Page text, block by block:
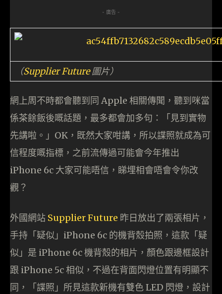
- 廣告 -
（Supplier Future圖片）
網上周不時都會聽到同 Apple 相關傳聞，聽到咪當
係茶餘飯後嘅話題，最多都會加多句：「見到實物
先講啦。」OK，既然大家咁講，所以諜照就成為可
信程度嘅指標，之前流傳過可能會今年推出
iPhone 6c 大家可能唔信，睇埋相會唔會令你改
觀？
外國網站 Supplier Future 昨日放出了兩張相片，
手持「疑似」iPhone 6c 的機背殼拍照，這款「疑
似」是 iPhone 6c 機背殼的相片，顏色跟邊框設計
跟 iPhone 5c 相似，不過在背面閃燈位置有明顯不
同，「諜照」所見這款新機有雙色 LED 閃燈，設計